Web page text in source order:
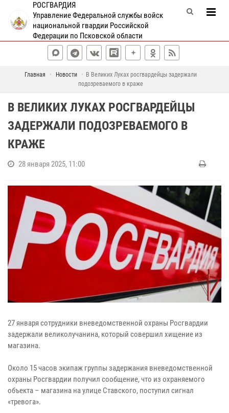
РОСГВАРДИЯ
Управление Федеральной службы войск
национальной гвардии Российской
Федерации по Псковской области
Главная Новости
В Великих Луках росгвардейцы задержали
подозреваемого в краже
В ВЕЛИКИХ ЛУКАХ РОСГВАРДЕЙЦЫ
ЗАДЕРЖАЛИ ПОДОЗРЕВАЕМОГО В
КРАЖЕ
28 января 2025, 11:00
27 января сотрудники вневедомственной охраны Росгвардии
задержали великолучанина, который совершил хищение из
магазина.
Около 15 часов экипаж группы задержания вневедомственной
охраны Росгвардии получил сообщение, что из охраняемого
объекта – магазина на улице Ставского, поступил сигнал
«тревога».